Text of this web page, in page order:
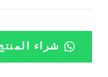
شراء